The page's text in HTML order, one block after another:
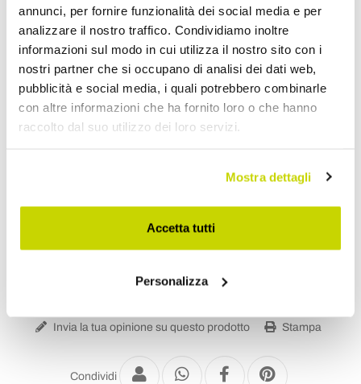
annunci, per fornire funzionalità dei social media e per
analizzare il nostro traffico. Condividiamo inoltre
informazioni sul modo in cui utilizza il nostro sito con i
nostri partner che si occupano di analisi dei dati web,
pubblicità e social media, i quali potrebbero combinarle
con altre informazioni che ha fornito loro o che hanno
raccolto dal suo utilizzo dei loro servizi.
Mostra dettagli
Accetta tutti
Personalizza
Scheda Tecnica
Richiedi Informazioni
Opinione dei clienti
Invia la tua opinione su questo prodotto Stampa
Condividi